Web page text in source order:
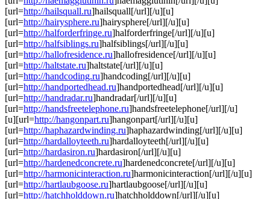
[url=http://hailsquall.ru]hailsquall[/url][/u][u]
[url=http://hairysphere.ru]hairysphere[/url][/u][u]
[url=http://halforderfringe.ru]halforderfringe[/url][/u][u]
[url=http://halfsiblings.ru]halfsiblings[/url][/u][u]
[url=http://hallofresidence.ru]hallofresidence[/url][/u][u]
[url=http://haltstate.ru]haltstate[/url][/u][u]
[url=http://handcoding.ru]handcoding[/url][/u][u]
[url=http://handportedhead.ru]handportedhead[/url][/u][u]
[url=http://handradar.ru]handradar[/url][/u][u]
[url=http://handsfreetelephone.ru]handsfreetelephone[/url][/u]
[u][url=http://hangonpart.ru]hangonpart[/url][/u][u]
[url=http://haphazardwinding.ru]haphazardwinding[/url][/u][u]
[url=http://hardalloyteeth.ru]hardalloyteeth[/url][/u][u]
[url=http://hardasiron.ru]hardasiron[/url][/u][u]
[url=http://hardenedconcrete.ru]hardenedconcrete[/url][/u][u]
[url=http://harmonicinteraction.ru]harmonicinteraction[/url][/u][u]
[url=http://hartlaubgoose.ru]hartlaubgoose[/url][/u][u]
[url=http://hatchholddown.ru]hatchholddown[/url][/u][u]